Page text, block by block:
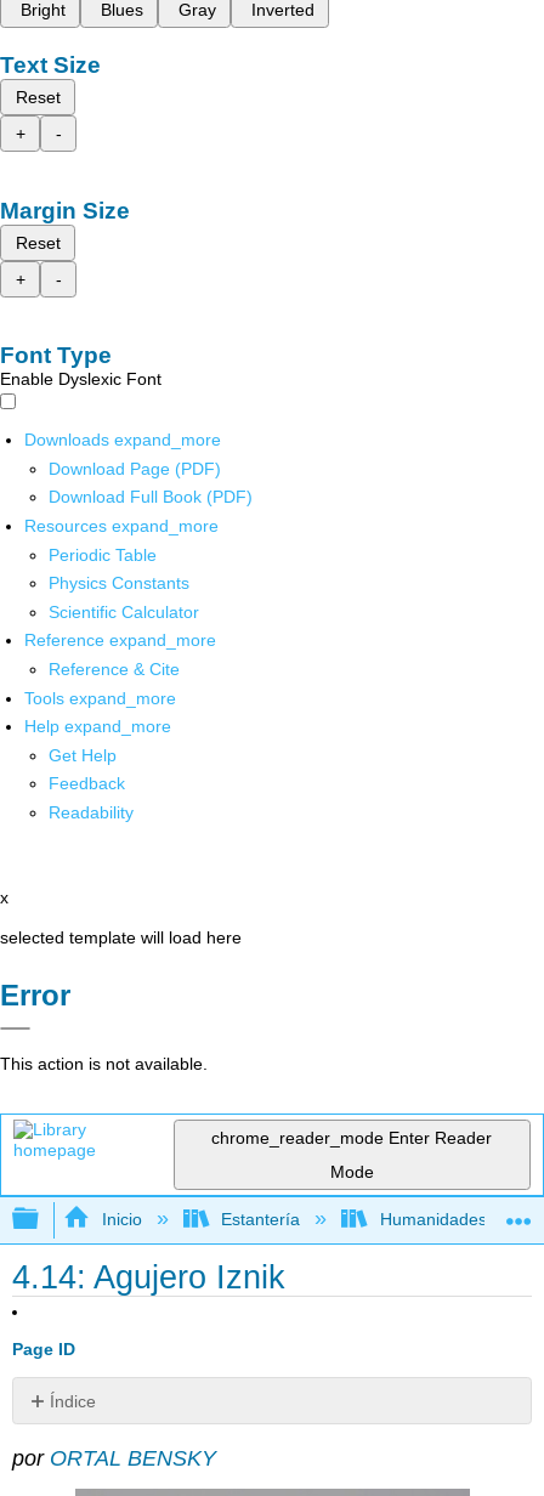
Bright
Blues Gray Inverted
Text Size
Reset
+
-
Margin Size
Reset
+
-
Font Type
Enable Dyslexic Font
Downloads expand_more
Download Page (PDF)
Download Full Book (PDF)
Resources expand_more
Periodic Table
Physics Constants
Scientific Calculator
Reference expand_more
Reference & Cite
Tools expand_more
Help expand_more
Get Help
Feedback
Readability
x
selected template will load here
Error
This action is not available.
chrome_reader_mode Enter Reader
Mode
Expandir/contraer jerarquía global
Inicio Estantería Humanidades
4.14: Agujero Iznik
Page ID
Índice
Color,
iconografía,
por ORTAL BENSKY